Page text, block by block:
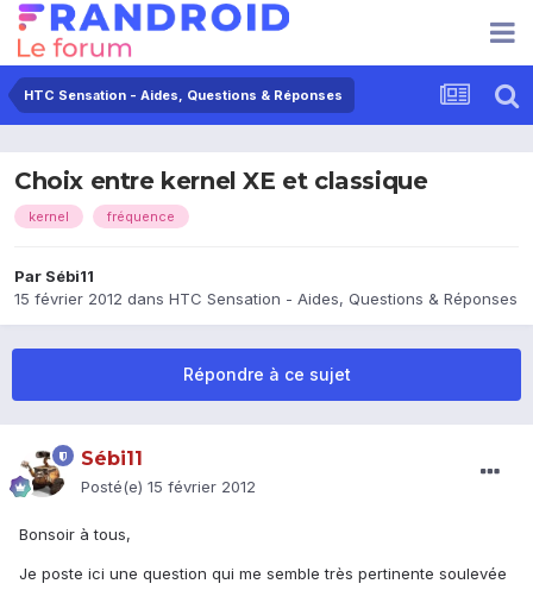
HTC Sensation - Aides, Questions & Réponses
Choix entre kernel XE et classique
kernel fréquence
Par Sébi11
15 février 2012 dans HTC Sensation - Aides, Questions & Réponses
Répondre à ce sujet
Sébi11
Posté(e) 15 février 2012
Bonsoir à tous,
Je poste ici une question qui me semble très pertinente soulevée